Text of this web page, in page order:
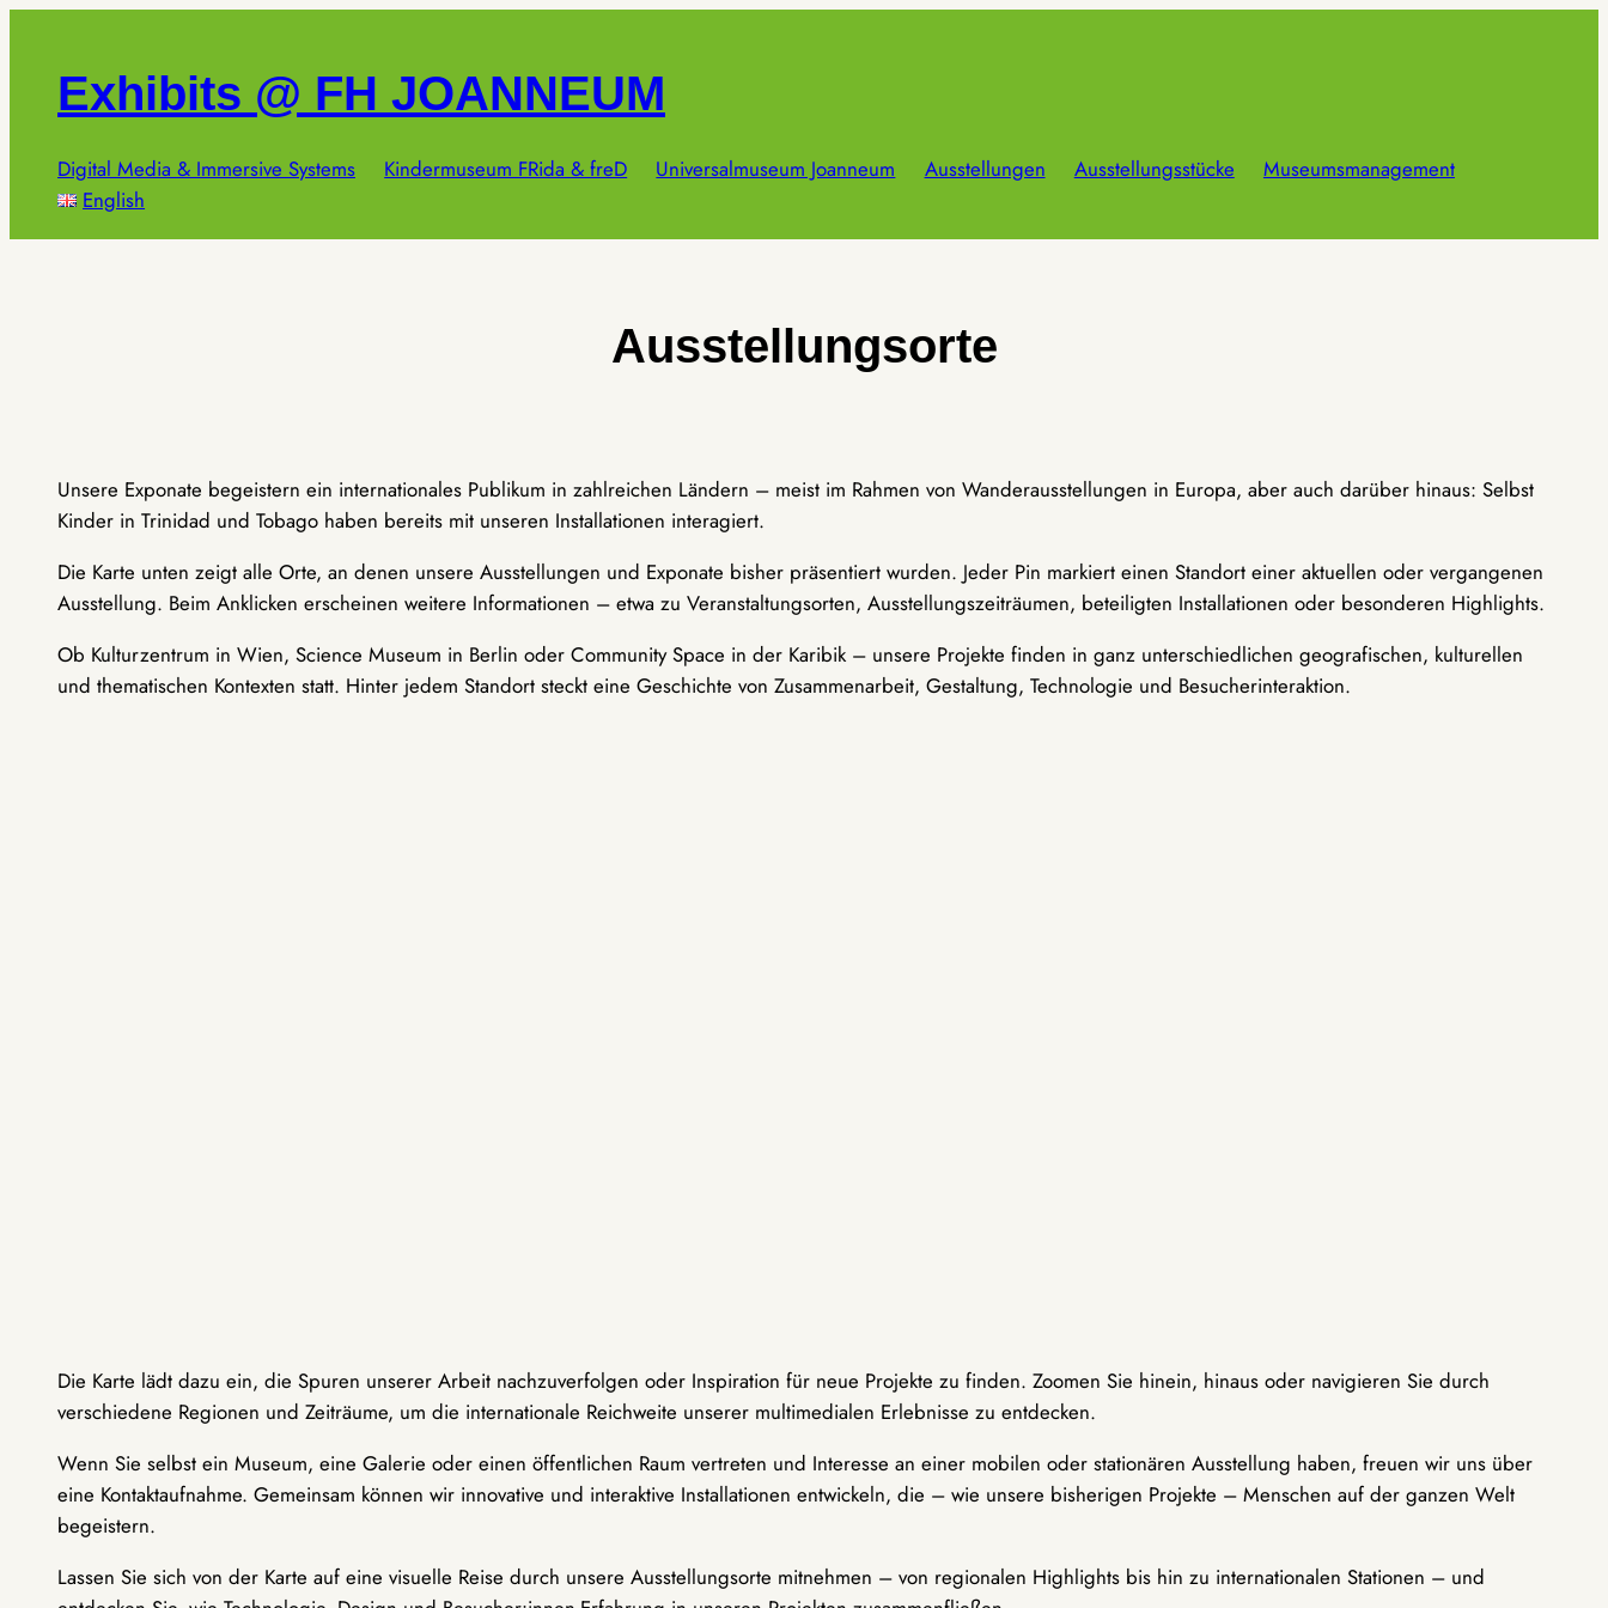
springenExhibits @ FH JOANNEUM
Digital Media & Immersive Systems Kindermuseum FRida & freD Universalmuseum Joanneum Ausstellungen Ausstellungsstücke
Museumsmanagement
English
Ausstellungsorte
Unsere Exponate begeistern ein internationales Publikum in zahlreichen Ländern – meist im Rahmen von Wanderausstellungen in Europa, aber auch darüber hinaus: Selbst
Kinder in Trinidad und Tobago haben bereits mit unseren Installationen interagiert.
Die Karte unten zeigt alle Orte, an denen unsere Ausstellungen und Exponate bisher präsentiert wurden. Jeder Pin markiert einen Standort einer aktuellen oder vergangenen
Ausstellung. Beim Anklicken erscheinen weitere Informationen – etwa zu Veranstaltungsorten, Ausstellungszeiträumen, beteiligten Installationen oder besonderen Highlights.
Ob Kulturzentrum in Wien, Science Museum in Berlin oder Community Space in der Karibik – unsere Projekte finden in ganz unterschiedlichen geografischen, kulturellen
und thematischen Kontexten statt. Hinter jedem Standort steckt eine Geschichte von Zusammenarbeit, Gestaltung, Technologie und Besucherinteraktion.
Die Karte lädt dazu ein, die Spuren unserer Arbeit nachzuverfolgen oder Inspiration für neue Projekte zu finden. Zoomen Sie hinein, hinaus oder navigieren Sie durch
verschiedene Regionen und Zeiträume, um die internationale Reichweite unserer multimedialen Erlebnisse zu entdecken.
Wenn Sie selbst ein Museum, eine Galerie oder einen öffentlichen Raum vertreten und Interesse an einer mobilen oder stationären Ausstellung haben, freuen wir uns über
eine Kontaktaufnahme. Gemeinsam können wir innovative und interaktive Installationen entwickeln, die – wie unsere bisherigen Projekte – Menschen auf der ganzen Welt
begeistern.
Lassen Sie sich von der Karte auf eine visuelle Reise durch unsere Ausstellungsorte mitnehmen – von regionalen Highlights bis hin zu internationalen Stationen – und